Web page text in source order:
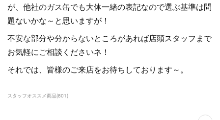
が、他社のガス缶でも大体一緒の表記なので選ぶ基準は問
題ないかな～と思いますが！
不安な部分や分からないところがあれば店頭スタッフまで
お気軽にご相談くださいネ！
それでは、皆様のご来店をお待ちしております～。
スタッフオススメ商品(801)